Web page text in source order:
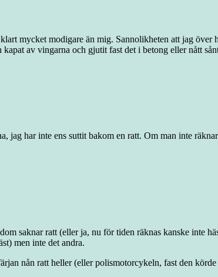
mycket modigare än mig. Sannolikheten att jag över
av vingarna och gjutit fast det i betong eller nått
jag har inte ens suttit bakom en ratt. Om man inte
saknar ratt (eller ja, nu för tiden räknas kanske inte
men inte det andra.
nån ratt heller (eller polismotorcykeln, fast den